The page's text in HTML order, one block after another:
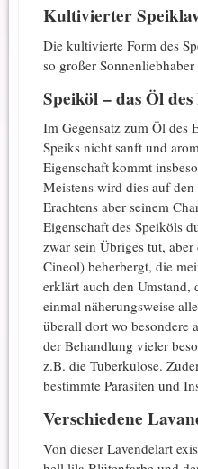
Kultivierter
Die kultivierte Form des
so großer
Speiköl – das Öl
Im Gegensatz zum Öl des
Speiks nicht sanft und
Eigenschaft kommt
Meistens wird dies auf
Erachtens aber seinem
Eigenschaft des Speiköls
zwar sein Übriges tut,
Cineol) beherbergt, die
erklärt auch den
einmal näherungsweise
überall dort wo besondere
der Behandlung vieler
z.B. die Tuberkulose.
bestimmte Parasiten und
Verschiedene
Von dieser Lavendelart